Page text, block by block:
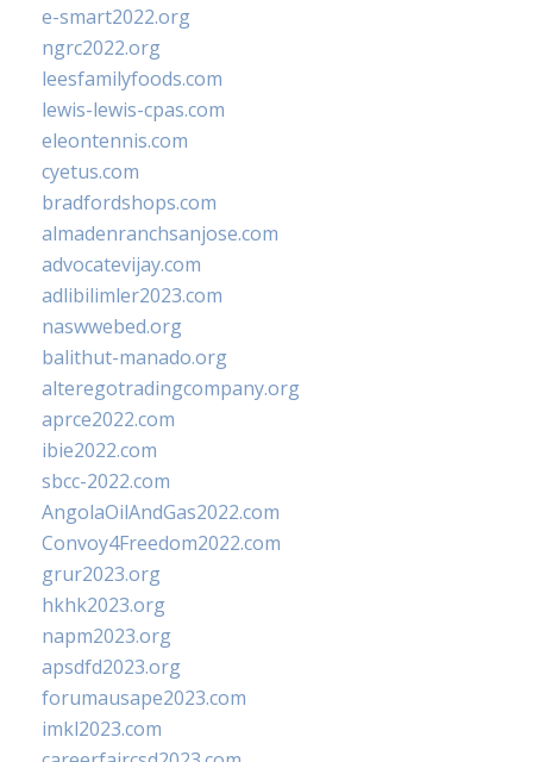
e-smart2022.org
ngrc2022.org
leesfamilyfoods.com
lewis-lewis-cpas.com
eleontennis.com
cyetus.com
bradfordshops.com
almadenranchsanjose.com
advocatevijay.com
adlibilimler2023.com
naswwebed.org
balithut-manado.org
alteregotradingcompany.org
aprce2022.com
ibie2022.com
sbcc-2022.com
AngolaOilAndGas2022.com
Convoy4Freedom2022.com
grur2023.org
hkhk2023.org
napm2023.org
apsdfd2023.org
forumausape2023.com
imkl2023.com